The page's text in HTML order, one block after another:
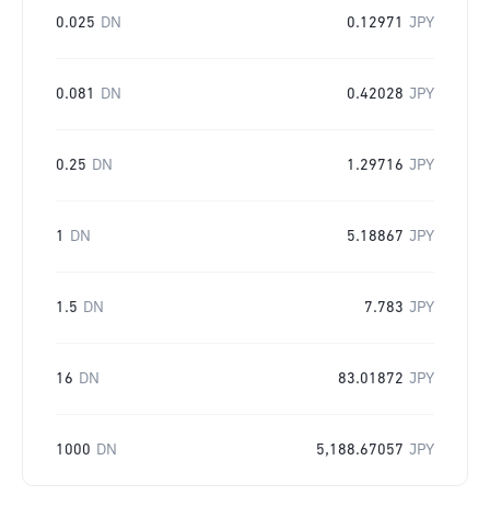
0.025 DN 0.12971 JPY
0.081 DN 0.42028 JPY
0.25 DN 1.29716 JPY
1 DN 5.18867 JPY
1.5 DN 7.783 JPY
16 DN 83.01872 JPY
1000 DN 5,188.67057 JPY